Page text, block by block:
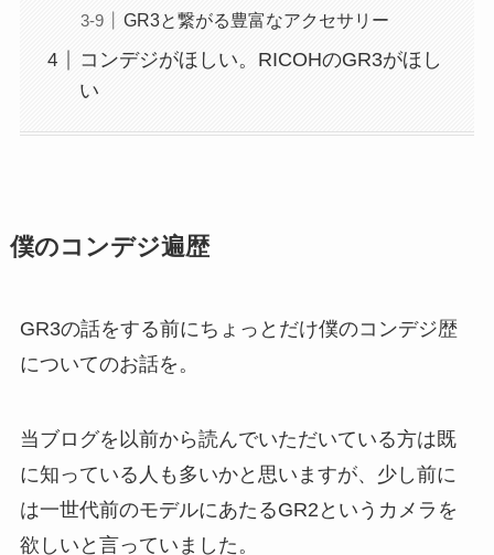
GR3と繋がる豊富なアクセサリー
コンデジがほしい。RICOHのGR3がほし
い
僕のコンデジ遍歴
GR3の話をする前にちょっとだけ僕のコンデジ歴
についてのお話を。
当ブログを以前から読んでいただいている方は既
に知っている人も多いかと思いますが、少し前に
は一世代前のモデルにあたるGR2というカメラを
欲しいと言っていました。